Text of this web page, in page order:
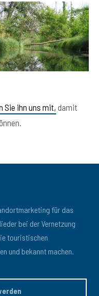
Sie ihn uns mit, damit
für das
bei der Vernetzung
touristischen
und bekannt machen.